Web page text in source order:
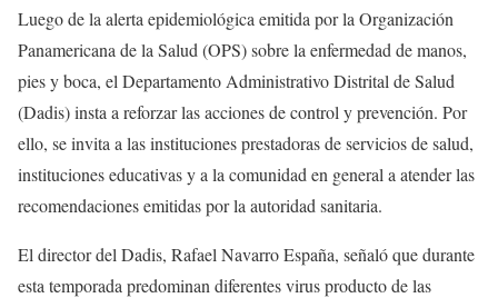
Luego de la alerta epidemiológica emitida por la Organización
Panamericana de la Salud (OPS) sobre la enfermedad de manos,
pies y boca, el Departamento Administrativo Distrital de Salud
(Dadis) insta a reforzar las acciones de control y prevención. Por
ello, se invita a las instituciones prestadoras de servicios de salud,
instituciones educativas y a la comunidad en general a atender las
recomendaciones emitidas por la autoridad sanitaria.
El director del Dadis, Rafael Navarro España, señaló que durante
esta temporada predominan diferentes virus producto de las